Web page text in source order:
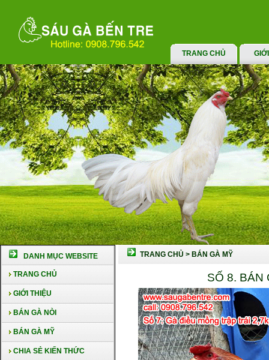
TRANG CHỦ
DANH MỤC WEBSITE
TRANG CHỦ
GIỚI THIỆU
BÁN GÀ NÒI
BÁN GÀ MỸ
CHIA SẺ KIẾN THỨC
TRANG CHỦ > BÁN GÀ MỸ
SỐ 8. BÁN